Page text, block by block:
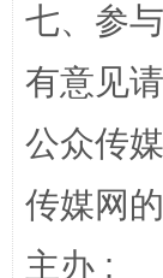
七、参
有意见
公众传
传媒网
主办 :